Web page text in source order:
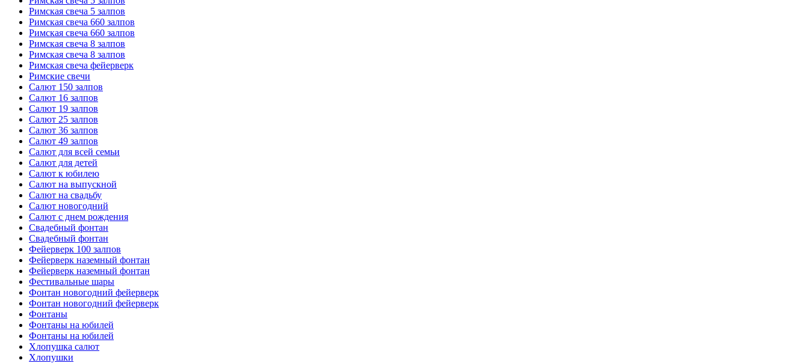
Римская свеча 5 залпов
Римская свеча 660 залпов
Римская свеча 660 залпов
Римская свеча 8 залпов
Римская свеча 8 залпов
Римская свеча фейерверк
Римские свечи
Салют 150 залпов
Салют 16 залпов
Салют 19 залпов
Салют 25 залпов
Салют 36 залпов
Салют 49 залпов
Салют для всей семьи
Салют для детей
Салют к юбилею
Салют на выпускной
Салют на свадьбу
Салют новогодний
Салют с днем рождения
Свадебный фонтан
Свадебный фонтан
Фейерверк 100 залпов
Фейерверк наземный фонтан
Фейерверк наземный фонтан
Фестивальные шары
Фонтан новогодний фейерверк
Фонтан новогодний фейерверк
Фонтаны
Фонтаны на юбилей
Фонтаны на юбилей
Хлопушка салют
Хлопушки